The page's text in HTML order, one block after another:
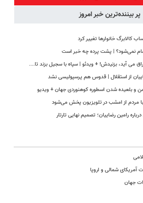
پر بیننده‌ترین خبر امروز
کالابرگ خانوارها تغییر کرد
نمی‌شود؟ | پشت پرده چه خبر است
می آید، بزنیدش! + ویدئو | سپاه با سجیل بزند تا....
از استقلال | قدوس هم پرسپولیسی نشد
و بلعیده شدن اسطوره کوهنوردی جهان + ویدیو
مردم از امشب در تلویزیون پخش می‌شود
رامین رضاییان؛ تصمیم نهایی تارتار
آمریکای شمالی و اروپا
جهان